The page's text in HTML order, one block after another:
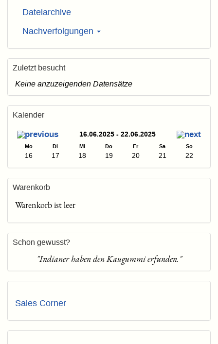
Dateiarchive
Nachverfolgungen
Zuletzt besucht
Keine anzuzeigenden Datensätze
Kalender
16.06.2025 - 22.06.2025
Mo Di Mi Do Fr Sa So
16 17 18 19 20 21 22
Warenkorb
Warenkorb ist leer
Schon gewusst?
"Indianer haben den Kaugummi erfunden."
Sales Corner